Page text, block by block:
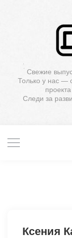
Свежие
Только у нас —
Следи за
Ксения